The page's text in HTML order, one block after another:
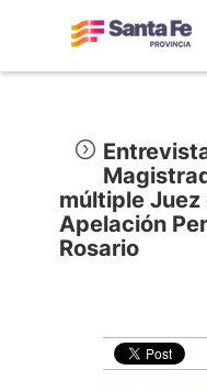
múltiple Juez
Apelación
Rosario